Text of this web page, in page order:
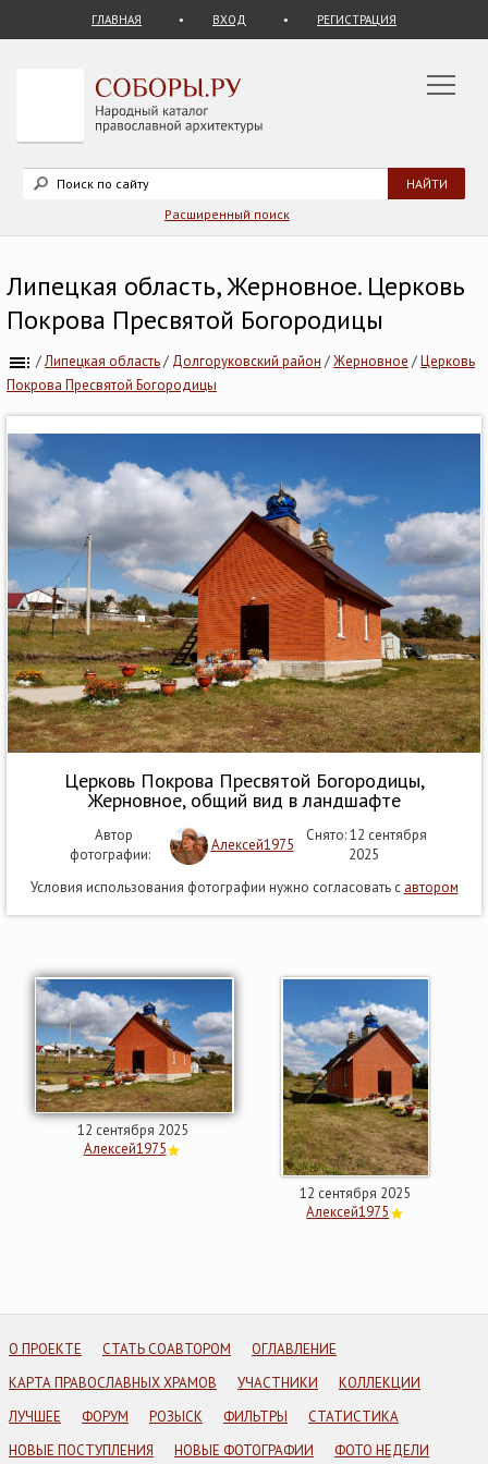
ГЛАВНАЯ ВХОД РЕГИСТРАЦИЯ
Расширенный поиск
Липецкая область, Жерновное. Церковь
Покрова Пресвятой Богородицы
/Липецкая область/ Долгоруковский район /Жерновное /Церковь
Покрова Пресвятой Богородицы
Церковь Покрова Пресвятой Богородицы,
Жерновное, общий вид в ландшафте
Автор
фотографии:
Алексей1975
Снято: 12 сентября
2025
Условия использования фотографии нужно согласовать с автором
12 сентября 2025
Алексей1975
12 сентября 2025
Алексей1975
О ПРОЕКТЕ СТАТЬ СОАВТОРОМ
ОГЛАВЛЕНИЕ
КАРТА ПРАВОСЛАВНЫХ ХРАМОВ
УЧАСТНИКИ
КОЛЛЕКЦИИ
ЛУЧШЕЕ
ФОРУМ РОЗЫСК ФИЛЬТРЫ
СТАТИСТИКА
НОВЫЕ ПОСТУПЛЕНИЯ
НОВЫЕ ФОТОГРАФИИ ФОТО НЕДЕЛИ